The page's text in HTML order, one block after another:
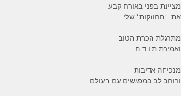
מציינת בפני באורח קבע
את  ׳החוזקות׳ שלי
מתרגלת הכרת הטוב
ואמירת ת ו ד ה
מנכיחה אדיבות
ורוחב לב במפגשים עם העולם